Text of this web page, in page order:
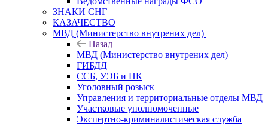
ЗНАКИ СНГ
КАЗАЧЕСТВО
МВД (Министерство внутрених дел)
Назад
МВД (Министерство внутрених дел)
ГИБДД
ССБ, УЭБ и ПК
Уголовный розыск
Управления и территориальные отделы МВД
Участковые уполномоченные
Экспертно-криминалистическая служба